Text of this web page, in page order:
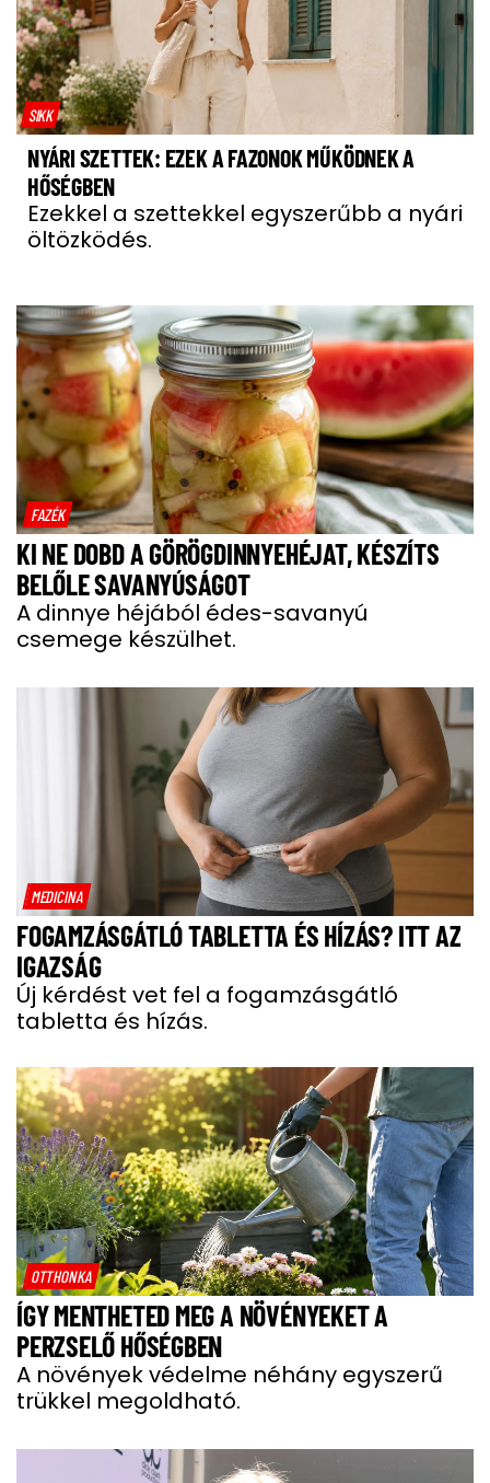
SIKK
NYÁRI SZETTEK: EZEK A FAZONOK MŰKÖDNEK A
HŐSÉGBEN
Ezekkel a szettekkel egyszerűbb a nyári
öltözködés.
FAZÉK
KI NE DOBD A GÖRÖGDINNYEHÉJAT, KÉSZÍTS
BELŐLE SAVANYÚSÁGOT
A dinnye héjából édes-savanyú
csemege készülhet.
MEDICINA
FOGAMZÁSGÁTLÓ TABLETTA ÉS HÍZÁS? ITT AZ
IGAZSÁG
Új kérdést vet fel a fogamzásgátló
tabletta és hízás.
OTTHONKA
ÍGY MENTHETED MEG A NÖVÉNYEKET A
PERZSELŐ HŐSÉGBEN
A növények védelme néhány egyszerű
trükkel megoldható.